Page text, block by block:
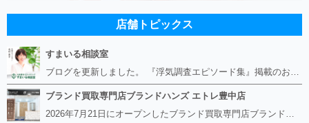
店舗トピックス
すまいる相談室
ブログを更新しました。 『浮気調査エピソード集』掲載のお知らせ https://smile-soudan.net/index.php?QBlog-20260808-1
ブランド買取専門店ブランドハンズ エトレ豊中店
2026年7月21日にオープンしたブランド買取専門店ブランドハンズ エトレ豊中店です。 阪急豊中駅直結のショッピングモール エトレとよなかの１階に店舗がございます。 金・貴金属、ブランド品、時計、宝石などその他ブランド食器や美容機器、ブランド香水や化粧品などの取り扱いもございます。 熟練の鑑定士が親切・丁寧に接客、査定をさせていただきます。 査定だけでもOK。お気軽にご来店下さいませ！